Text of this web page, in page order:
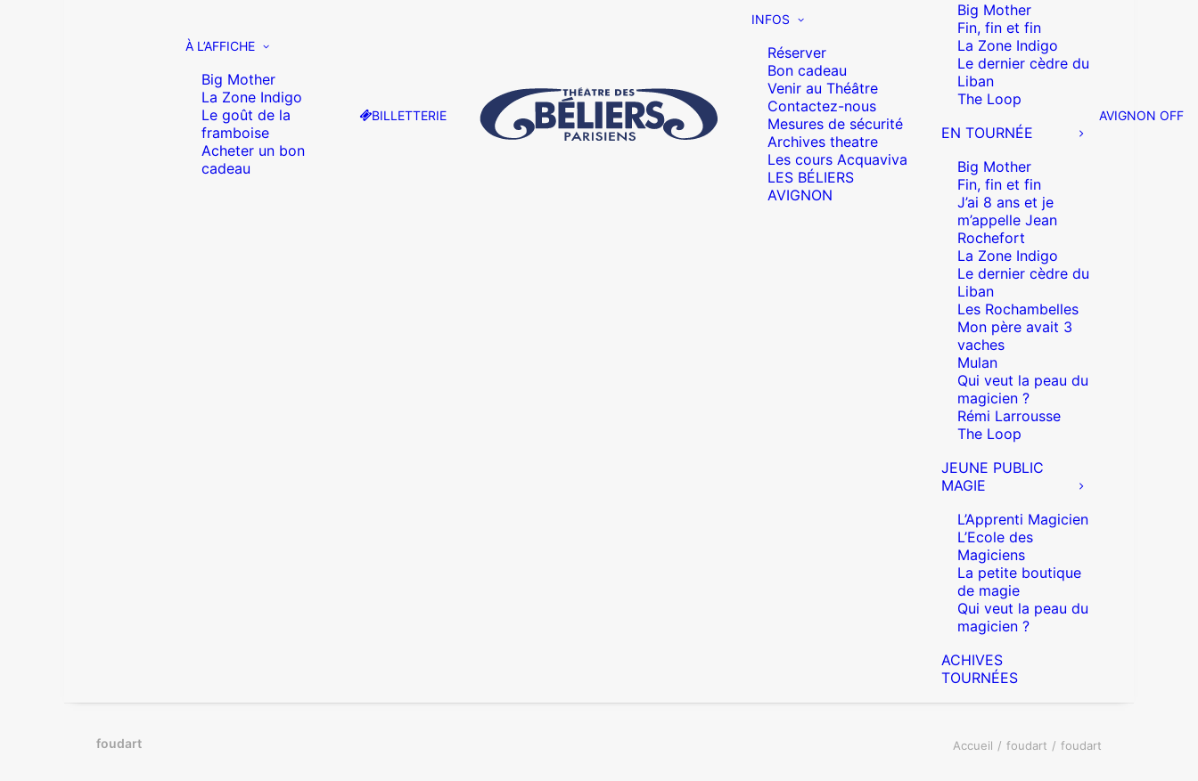
À L’AFFICHE
Big Mother
La Zone Indigo
Le goût de la
framboise
Acheter un bon
cadeau
BILLETTERIE
INFOS
Réserver
Bon cadeau
Venir au Théâtre
Contactez-nous
Mesures de sécurité
Archives theatre
Les cours Acquaviva
LES BÉLIERS
AVIGNON
Big Mother
Fin, fin et fin
La Zone Indigo
Le dernier cèdre du
Liban
The Loop
EN TOURNÉE
Big Mother
Fin, fin et fin
J’ai 8 ans et je
m’appelle Jean
Rochefort
La Zone Indigo
Le dernier cèdre du
Liban
Les Rochambelles
Mon père avait 3
vaches
Mulan
Qui veut la peau du
magicien ?
Rémi Larrousse
The Loop
JEUNE PUBLIC
MAGIE
L’Apprenti Magicien
L’Ecole des
Magiciens
La petite boutique
de magie
Qui veut la peau du
magicien ?
ACHIVES
TOURNÉES
AVIGNON OFF
foudart Accueil foudart foudart